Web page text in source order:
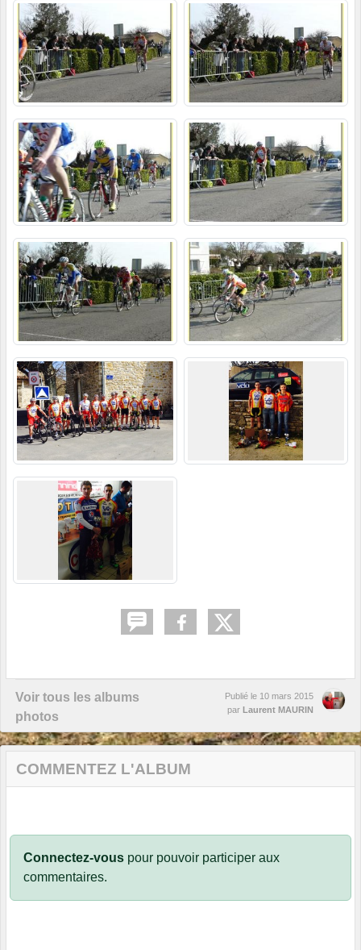
Voir tous les albums
photos
Publié le 10 mars 2015
par Laurent MAURIN
COMMENTEZ L'ALBUM
Connectez-vous pour pouvoir participer aux
commentaires.